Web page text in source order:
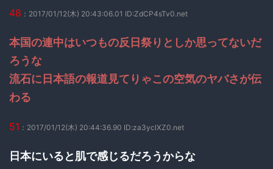
48 ：2017/01/12(木) 20:43:06.01 ID:ZdCP4sTv0.net
本国の連中はいつもの反日祭りとしか思ってないだ
ろうな
流石に日本語の報道見てりゃこの空気のヤバさが伝
わる
51 ：2017/01/12(木) 20:44:36.90 ID:za3yclXZ0.net
日本にいると肌で感じるだろうからな